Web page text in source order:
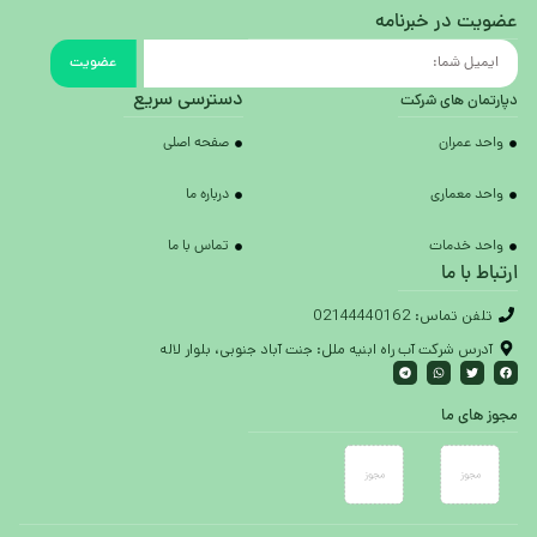
عضویت در خبرنامه
عضویت
دپارتمان های شرکت
واحد عمران
واحد معماری
واحد خدمات
دسترسی سریع
صفحه اصلی
درباره ما
تماس با ما
ارتباط با ما
تلفن تماس: 02144440162
آدرس شرکت آب راه ابنیه ملل: جنت آباد جنوبی، بلوار لاله
مجوز های ما